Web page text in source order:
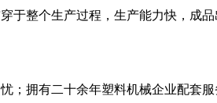
于整个生产过程，生产能力快，成品
；拥有二十余年塑料机械企业配套